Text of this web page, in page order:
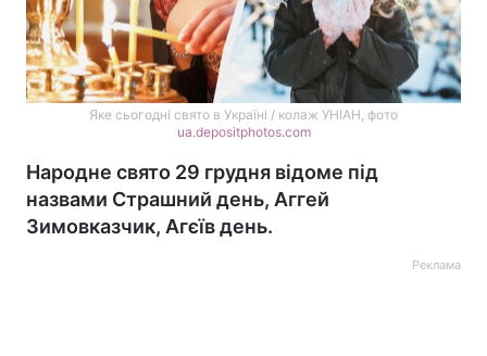
Яке сьогодні свято в Україні / колаж УНІАН, фото
ua.depositphotos.com
Народне свято 29 грудня відоме під
назвами Страшний день, Аггей
Зимовказчик, Агєїв день.
Реклама